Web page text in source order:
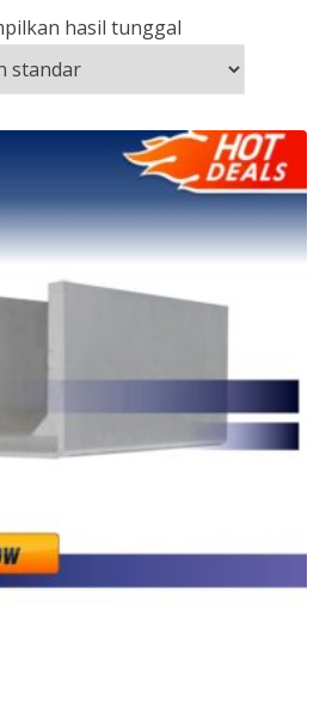
hasil tunggal